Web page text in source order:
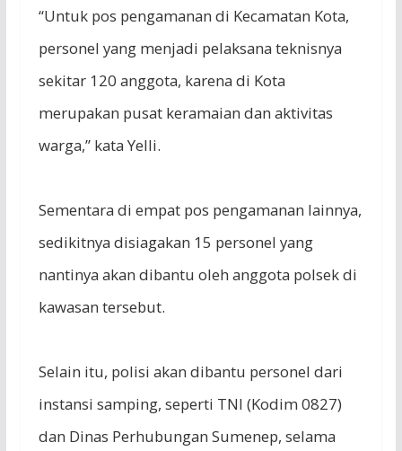
“Untuk pos pengamanan di Kecamatan Kota,
personel yang menjadi pelaksana teknisnya
sekitar 120 anggota, karena di Kota
merupakan pusat keramaian dan aktivitas
warga,” kata Yelli.
Sementara di empat pos pengamanan lainnya,
sedikitnya disiagakan 15 personel yang
nantinya akan dibantu oleh anggota polsek di
kawasan tersebut.
Selain itu, polisi akan dibantu personel dari
instansi samping, seperti TNI (Kodim 0827)
dan Dinas Perhubungan Sumenep, selama